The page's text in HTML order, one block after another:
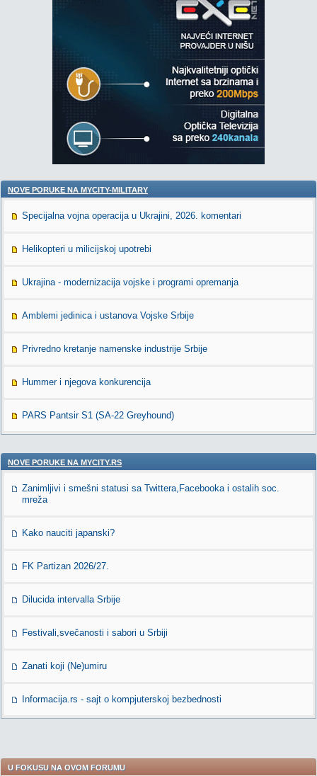
NOVE PORUKE NA MYCITY-MILITARY
Specijalna vojna operacija u Ukrajini, 2026. komentari
Helikopteri u milicijskoj upotrebi
Ukrajina - modernizacija vojske i programi opremanja
Amblemi jedinica i ustanova Vojske Srbije
Privredno kretanje namenske industrije Srbije
Hummer i njegova konkurencija
PARS Pantsir S1 (SA-22 Greyhound)
NOVE PORUKE NA MYCITY.RS
Zanimljivi i smešni statusi sa Twittera,Facebooka i ostalih soc.
mreža
Kako nauciti japanski?
FK Partizan 2026/27.
Dilucida intervalla Srbije
Festivali,svečanosti i sabori u Srbiji
Zanati koji (Ne)umiru
Informacija.rs - sajt o kompjuterskoj bezbednosti
U FOKUSU NA OVOM FORUMU